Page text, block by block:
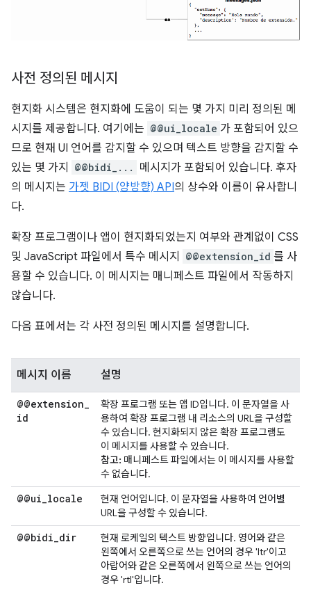
사전 정의된 메시지
현지화 시스템은 현지화에 도움이 되는 몇 가지 미리 정의된 메
시지를 제공합니다. 여기에는 @@ui_locale 가 포함되어 있으
므로 현재 UI 언어를 감지할 수 있으며 텍스트 방향을 감지할 수
있는 몇 가지
@@bidi_...
메시지가 포함되어 있습니다. 후자
의 메시지는 가젯 BIDI (양방향) API의 상수와 이름이 유사합니
다.
확장 프로그램이나 앱이 현지화되었는지 여부와 관계없이 CSS
및 JavaScript 파일에서 특수 메시지
@@extension_id 를 사
용할 수 있습니다. 이 메시지는 매니페스트 파일에서 작동하지
않습니다.
다음 표에서는 각 사전 정의된 메시지를 설명합니다.
메시지 이름 설명
@@extension
id
확장 프로그램 또는 앱 ID입니다. 이 문자열을 사
용하여 확장 프로그램 내 리소스의 URL을 구성할
수 있습니다. 현지화되지 않은 확장 프로그램도
이 메시지를 사용할 수 있습니다.
참고: 매니페스트 파일에서는 이 메시지를 사용할
수 없습니다.
@@ui locale
현재 언어입니다. 이 문자열을 사용하여 언어별
URL을 구성할 수 있습니다.
@@bidi dir
현재 로케일의 텍스트 방향입니다. 영어와 같은
왼쪽에서 오른쪽으로 쓰는 언어의 경우 'ltr'이고
아랍어와 같은 오른쪽에서 왼쪽으로 쓰는 언어의
경우 'rtl'입니다.